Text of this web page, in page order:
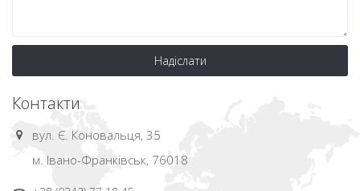
Надіслати
Контакти
вул. Є. Коновальця, 35
м. Івано-Франківськ, 76018